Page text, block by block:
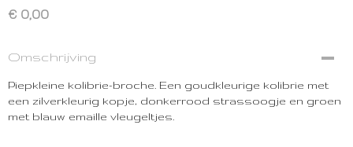
€ 0,00
Omschrijving
Piepkleine kolibrie-broche. Een goudkleurige kolibrie met
een zilverkleurig kopje, donkerrood strassoogje en groen
met blauw emaille vleugeltjes.